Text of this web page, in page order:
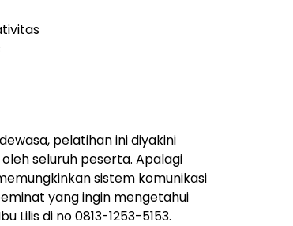
pelatihan ini diyakini
seluruh peserta. Apalagi
sistem komunikasi
yang ingin mengetahui
Lilis di no 0813-1253-5153.